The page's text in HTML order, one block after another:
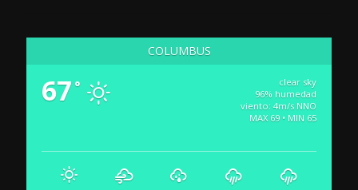
COLUMBUS
67 °
clear sky
96% humedad
viento: 4m/s NNO
MAX 69 • MIN 65